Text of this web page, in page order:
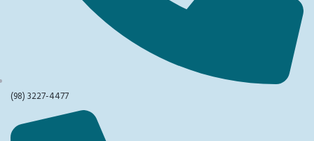
(98) 3227-4477